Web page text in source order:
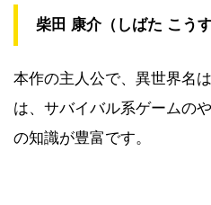
柴田 康介（しばた こうす
本作の主人公で、異世界名
は、サバイバル系ゲームの
の知識が豊富です。